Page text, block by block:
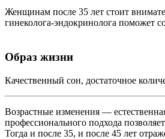
Женщинам после 35 лет стоит
гинеколога-эндокринолога поможет
Образ жизни
Качественный сон, достаточное
Возрастные изменения —
профессионального подхода
Тогда и после 35, и после 45 лет